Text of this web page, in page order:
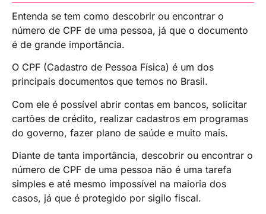
Entenda se tem como descobrir ou encontrar o
número de CPF de uma pessoa, já que o documento
é de grande importância.
O CPF (Cadastro de Pessoa Física) é um dos
principais documentos que temos no Brasil.
Com ele é possível abrir contas em bancos, solicitar
cartões de crédito, realizar cadastros em programas
do governo, fazer plano de saúde e muito mais.
Diante de tanta importância, descobrir ou encontrar o
número de CPF de uma pessoa não é uma tarefa
simples e até mesmo impossível na maioria dos
casos, já que é protegido por sigilo fiscal.